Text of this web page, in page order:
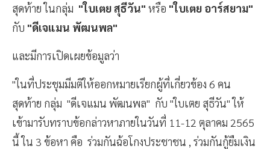
สุดท้าย ในกลุ่ม "ใบเตย สุธีวัน" หรือ "ใบเตย อาร์สยาม"
กับ "ดีเจแมน พัฒนพล"
และมีการเปิดเผยข้อมูลว่า
"ในที่ประชุมมีมติให้ออกหมายเรียกผู้ที่เกี่ยวข้อง 6 คน
สุดท้าย กลุ่ม "ดีเจแมน พัฒนพล" กับ "ใบเตย สุธีวัน" ให้
เข้ามารับทราบข้อกล่าวหาภายในวันที่ 11-12 ตุลาคม 2565
นี้ ใน 3 ข้อหา คือ ร่วมกันฉ้อโกงประชาชน , ร่วมกันกู้ยืมเงิน